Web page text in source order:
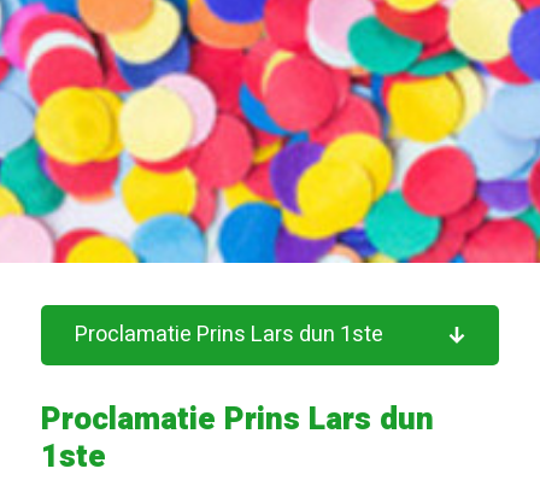
Proclamatie Prins Lars dun 1ste
Proclamatie Prins Lars dun
1ste